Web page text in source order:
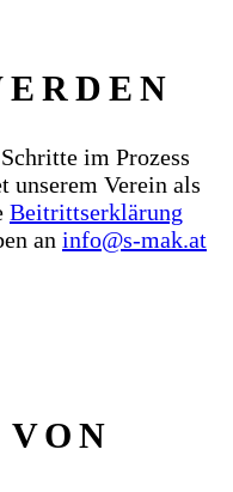
im Prozess
unserem Verein als
Beitrittserklärung
an info@s‑mak.at